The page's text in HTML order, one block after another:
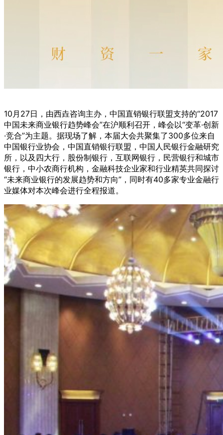
10月27日，由西垚咨询主办，中国直销银行联盟支持的“2017
中国未来商业银行趋势峰会”在沪顺利召开，峰会以“变革·创新
·竞合”为主题。据现场了解，本届大会共聚集了300多位来自
中国银行业协会，中国直销银行联盟，中国人民银行金融研究
所，以及四大行，股份制银行，互联网银行，民营银行和城市
银行，中小农商行机构，金融科技企业家和行业精英共同探讨
“未来商业银行的发展趋势和方向”，同时有40多家专业金融行
业媒体对本次峰会进行全程报道。